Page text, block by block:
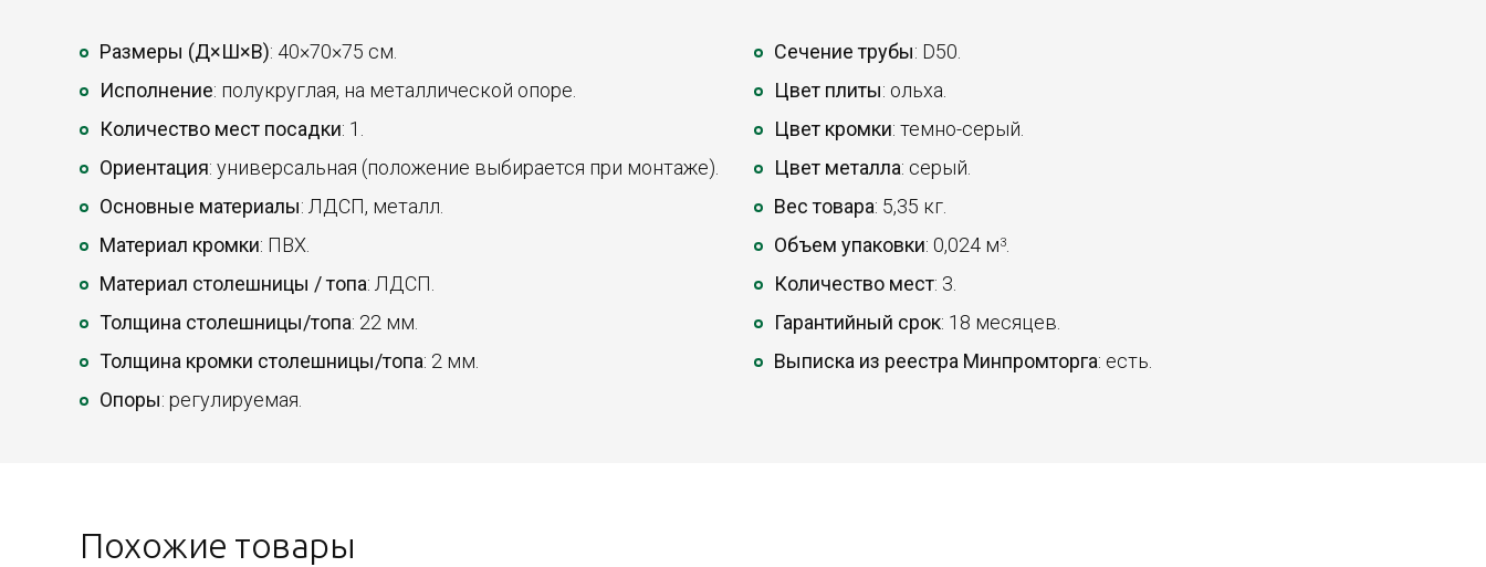
Размеры (Д×Ш×В): 40×70×75 см.
Исполнение: полукруглая, на металлической опоре.
Количество мест посадки: 1.
Ориентация: универсальная (положение выбирается при монтаже).
Основные материалы: ЛДСП, металл.
Материал кромки: ПВХ.
Материал столешницы / топа: ЛДСП.
Толщина столешницы/топа: 22 мм.
Толщина кромки столешницы/топа: 2 мм.
Опоры: регулируемая.
Сечение трубы: D50.
Цвет плиты: ольха.
Цвет кромки: темно-серый.
Цвет металла: серый.
Вес товара: 5,35 кг.
Объем упаковки: 0,024 м3.
Количество мест: 3.
Гарантийный срок: 18 месяцев.
Выписка из реестра Минпромторга: есть.
Похожие товары